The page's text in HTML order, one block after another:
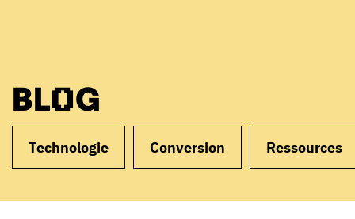
BLOG
Technologie Conversion Ressources